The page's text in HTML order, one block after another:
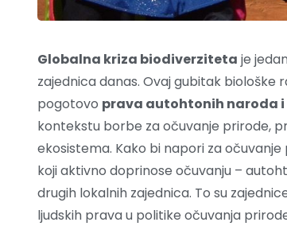
Globalna kriza biodiverziteta je
zajednica danas. Ovaj gubitak biološke
pogotovo prava autohtonih naroda
kontekstu borbe za očuvanje prirode,
ekosistema. Kako bi napori za
koji aktivno doprinose očuvanju –
drugih lokalnih zajednica. To su
ljudskih prava u politike očuvanja